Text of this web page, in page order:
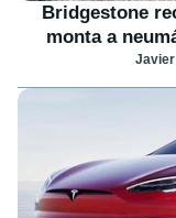
Bridgestone
monta a